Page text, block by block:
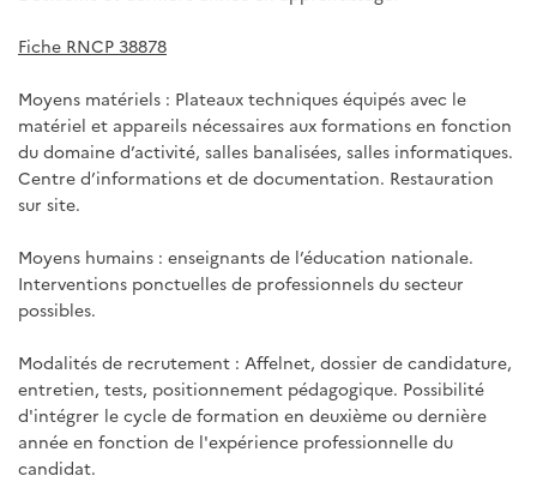
Fiche RNCP 38878
Moyens matériels : Plateaux techniques équipés avec le
matériel et appareils nécessaires aux formations en fonction
du domaine d’activité, salles banalisées, salles informatiques.
Centre d’informations et de documentation. Restauration
sur site.
Moyens humains : enseignants de l’éducation nationale.
Interventions ponctuelles de professionnels du secteur
possibles.
Modalités de recrutement : Affelnet, dossier de candidature,
entretien, tests, positionnement pédagogique. Possibilité
d'intégrer le cycle de formation en deuxième ou dernière
année en fonction de l'expérience professionnelle du
candidat.